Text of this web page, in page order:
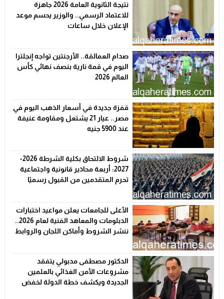
نتيجة الثانوية العامة 2026 جاهزة
للاعتماد الرسمي.. والوزير يحسم موعد
الإعلان خلال ساعات
صدام العمالقة.. الأرجنتين تواجه إنجلترا
اليوم في قمة نارية بنصف نهائي كأس
العالم 2026
قفزة جديدة في أسعار الذهب اليوم في
مصر.. عيار 21 يشتعل ومقاومة عنيفة
عند 5900 جنيه
شروط الالتحاق بكلية الشرطة 2026-
2027: أربعة محاذير قانونية واجتماعية
تحرم المتقدمين من القبول رسميًا
الأعلى للجامعات يعلن مواعيد اختبارات
الدبلومات والمعاهد الفنية لعام 2026..
ننشر الشروط وأماكن اللجان والروابط
الدكتور مصطفى مدبولي يتفقد
مشروعات الأمن الغذائي بالعلمين
الجديدة ويكشف خطة الدولة لخفض